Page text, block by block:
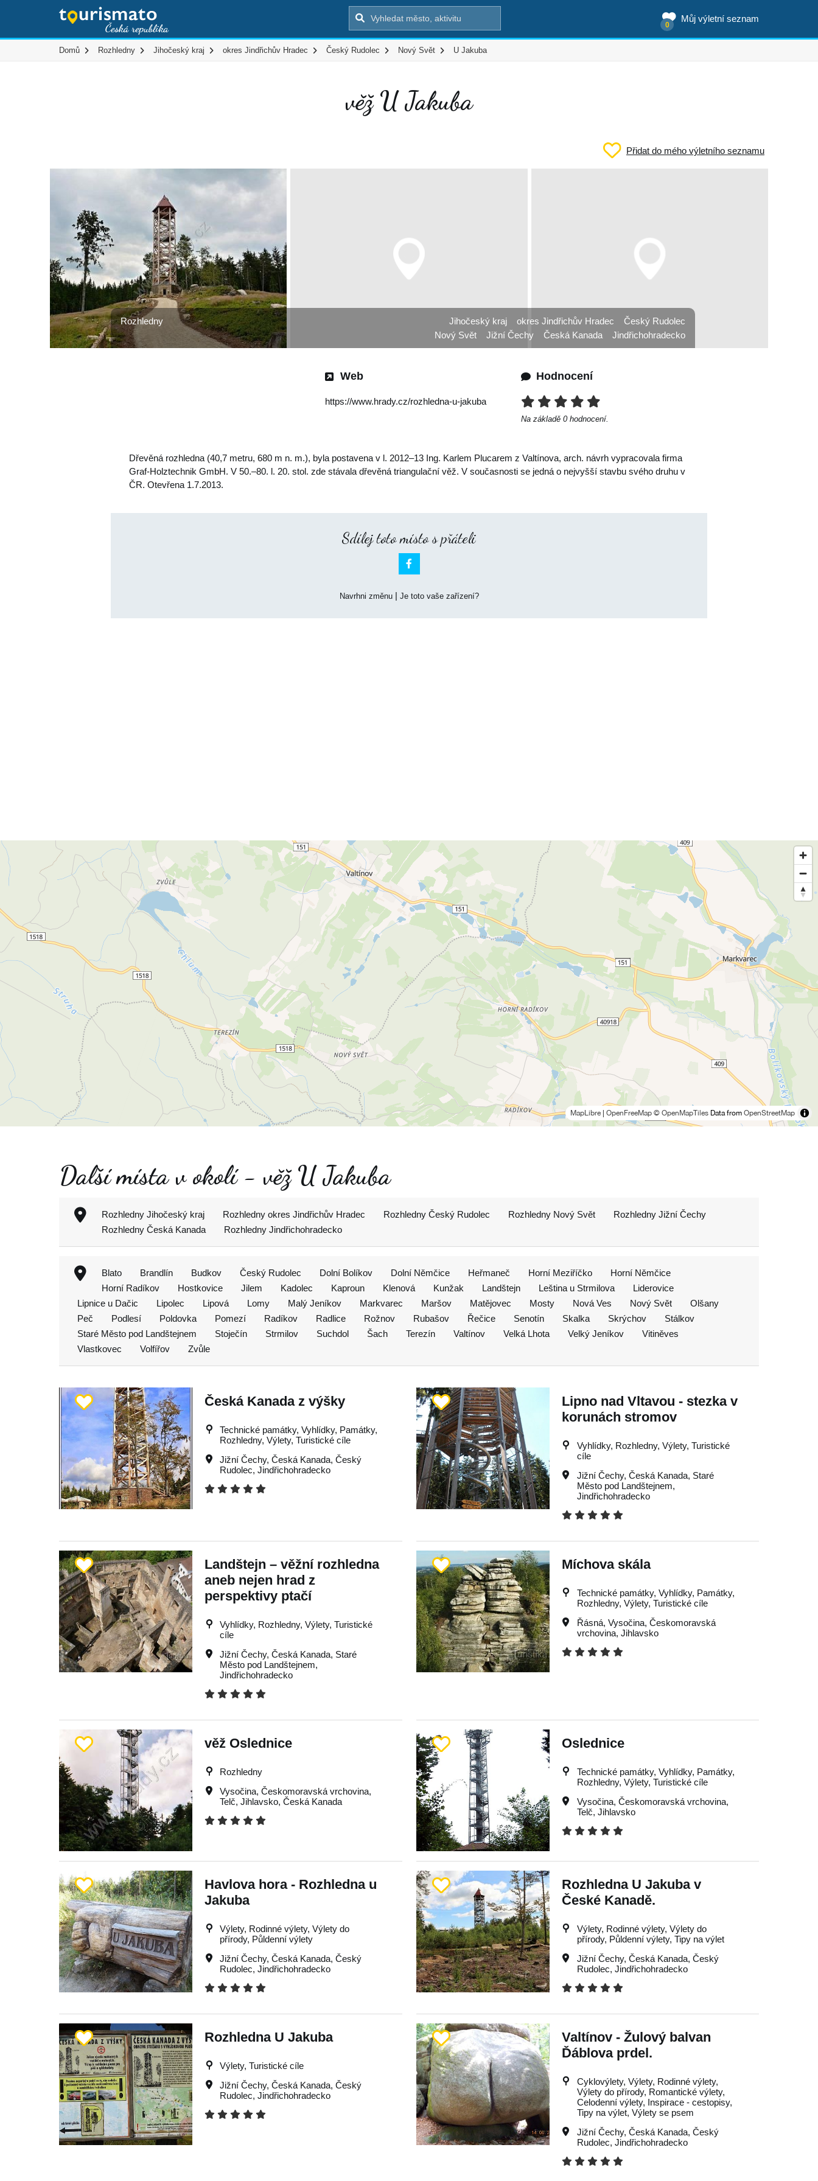
Můj výletní seznam
0
Domů Rozhledny Jihočeský kraj okres Jindřichův Hradec Český Rudolec Nový Svět U Jakuba
věž U Jakuba
Přidat do mého výletního seznamu
Web
https://www.hrady.cz/rozhledna-u-jakuba
Hodnocení
Na základě 0 hodnocení.
Dřevěná rozhledna (40,7 metru, 680 m n. m.), byla postavena v l. 2012–13 Ing. Karlem Plucarem z Valtínova, arch. návrh vypracovala firma
Graf-Holztechnik GmbH. V 50.–80. l. 20. stol. zde stávala dřevěná triangulační věž. V současnosti se jedná o nejvyšší stavbu svého druhu v
ČR. Otevřena 1.7.2013.
Rozhledny Jihočeský kraj okres Jindřichův Hradec
Český Rudolec
Nový Svět
Jižní Čechy Česká Kanada Jindřichohradecko
Sdílej toto místo s přáteli

Navrhni změnu| Je toto vaše zařízení?
MapLibre OpenFreeMap © OpenMapTiles Data from OpenStreetMap
Další místa v okolí - věž U Jakuba
Rozhledny Jihočeský kraj Rozhledny okres Jindřichův Hradec Rozhledny Český Rudolec Rozhledny Nový Svět
Rozhledny Jižní Čechy
Rozhledny Česká Kanada
Rozhledny Jindřichohradecko
Blato Brandlín Budkov Český Rudolec Dolní Bolíkov Dolní Němčice Heřmaneč Horní Meziříčko
Horní Němčice
Horní Radíkov
Hostkovice Jilem Kadolec Kaproun Klenová Kunžak Landštejn Leština u Strmilova
Liderovice
Lipnice u Dačic
Lipolec Lipová Lomy Malý Jeníkov Markvarec Maršov Matějovec Mosty Nová Ves Nový Svět
Olšany
Peč
Podlesí Poldovka Pomezí Radíkov Radlice Rožnov Rubašov Řečice Senotín Skalka Skrýchov
Stálkov
Staré Město pod Landštejnem
Stoječín Strmilov Suchdol Šach Terezín Valtínov Velká Lhota Velký Jeníkov
Vitiněves
Vlastkovec
Volfířov Zvůle
Česká Kanada z výšky
Technické památky, Vyhlídky, Památky,
Rozhledny, Výlety, Turistické cíle
Jižní Čechy,Česká Kanada,Český
Rudolec,Jindřichohradecko
Lipno nad Vltavou - stezka v
korunách stromov
Vyhlídky, Rozhledny, Výlety, Turistické
cíle
Jižní Čechy, Česká Kanada, Staré
Město pod Landštejnem,
Jindřichohradecko
Landštejn – věžní rozhledna
aneb nejen hrad z
perspektivy ptačí
Vyhlídky, Rozhledny, Výlety, Turistické
cíle
Jižní Čechy,Česká Kanada, Staré
Město pod Landštejnem,
Jindřichohradecko
Míchova skála
Technické památky, Vyhlídky, Památky,
Rozhledny, Výlety, Turistické cíle
Řásná, Vysočina, Českomoravská
vrchovina, Jihlavsko
věž Oslednice
Rozhledny
Vysočina,Českomoravská vrchovina,
Telč,Jihlavsko,Česká Kanada
Oslednice
Technické památky, Vyhlídky, Památky,
Rozhledny, Výlety, Turistické cíle
Vysočina, Českomoravská vrchovina,
Telč, Jihlavsko
Havlova hora - Rozhledna u
Jakuba
Výlety, Rodinné výlety, Výlety do
přírody, Půldenní výlety
Jižní Čechy,Česká Kanada,Český
Rudolec,Jindřichohradecko
Rozhledna U Jakuba v
České Kanadě.
Výlety, Rodinné výlety, Výlety do
přírody, Půldenní výlety, Tipy na výlet
Jižní Čechy, Česká Kanada, Český
Rudolec, Jindřichohradecko
Rozhledna U Jakuba
Výlety, Turistické cíle
Jižní Čechy,Česká Kanada,Český
Rudolec,Jindřichohradecko
Valtínov - Žulový balvan
Ďáblova prdel.
Cyklovýlety, Výlety, Rodinné výlety,
Výlety do přírody, Romantické výlety,
Celodenní výlety, Inspirace - cestopisy,
Tipy na výlet, Výlety se psem
Jižní Čechy, Česká Kanada, Český
Rudolec, Jindřichohradecko